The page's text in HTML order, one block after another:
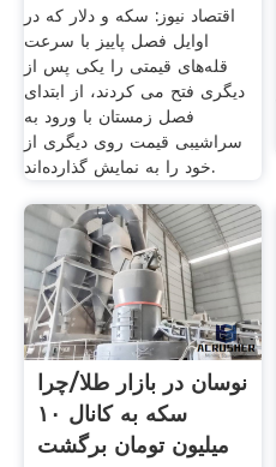
اقتصاد نیوز: سکه و دلار که در
اوایل فصل پاییز با سرعت
قله‌های قیمتی را یکی پس از
دیگری فتح می کردند، از ابتدای
فصل زمستان با ورود به
سراشیبی قیمت روی دیگری از
خود را به نمایش گذارده‌اند.
نوسان در بازار طلا/چرا
سکه به کانال ١٠
میلیون تومان برگشت